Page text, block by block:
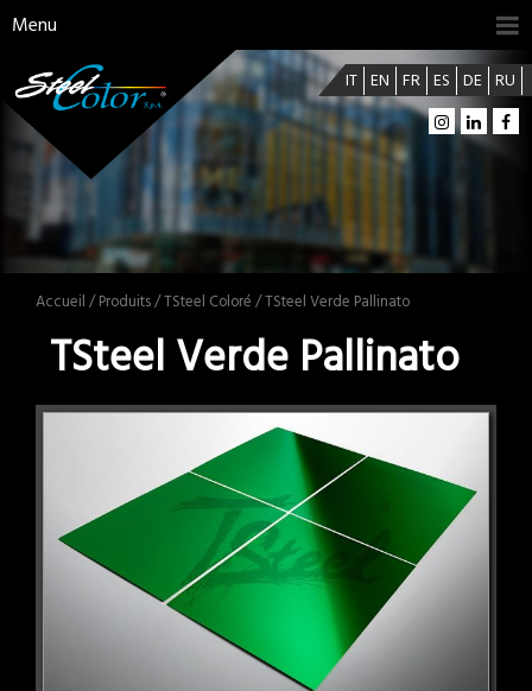
Menu
IT EN FR ES DE RU
Accueil /Produits/TSteel Coloré / TSteel Verde Pallinato
TSteel Verde Pallinato